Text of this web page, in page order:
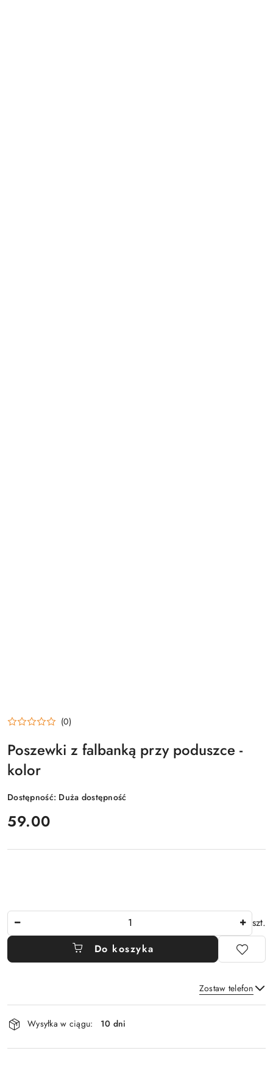
(0)
Poszewki z falbanką przy poduszce -
kolor
Dostępność: Duża dostępność
cena:
59.00
szt.
Do koszyka
Zostaw telefon
Dostępność
i
dostawa
Wysyłka w ciągu: 10 dni